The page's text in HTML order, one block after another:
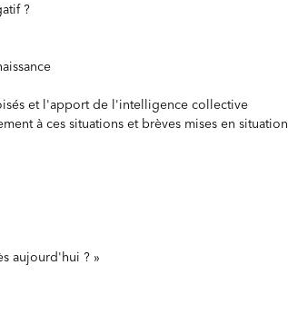
?
et l'apport de l'intelligence collective
à ces situations et brèves mises en situation
aujourd'hui ? »